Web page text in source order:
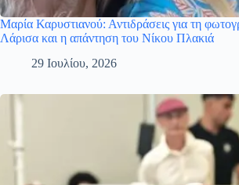
Μαρία Καρυστιανού: Αντιδράσεις για τη
Λάρισα και η απάντηση του Νίκου Πλακιά
29 Ιουλίου, 2026